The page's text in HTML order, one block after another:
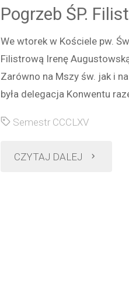
Pogrzeb ŚP.
We wtorek w Kościele pw.
Filistrową Irenę
Zarówno na Mszy św. jak i
była delegacja Konwentu
Semestr CCCLXV
CZYTAJ DALEJ "Pogrzeb